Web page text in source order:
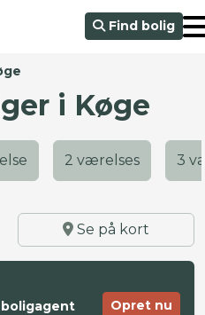
Find bolig
i Køge
2 værelses 3
Se på kort
Opret nu